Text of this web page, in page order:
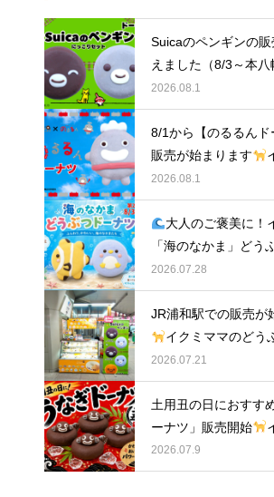
Suicaのペンギンの
えました（8/3～本八
売）
イクミママの
ナツ
2026.08.1
8/1から【のるるんド
販売が始まります
どうぶつドーナツ
2026.08.1
大人のご褒美に！
「海のなかま」どう
が元住吉に登場
2026.07.28
JR浦和駅での販売が
イクミママのどう
2026.07.21
土用丑の日におすす
ーナツ」販売開始
どうぶつドーナツ
2026.07.9